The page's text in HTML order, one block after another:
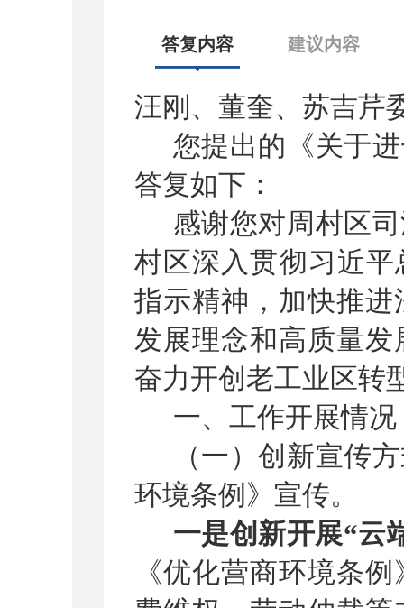
答复内容 建议内容
汪刚、董奎、苏吉芹
您提出的《关于
答复如下：
感谢您对周村区
村区深入贯彻习近平
指示精神，加快推
发展理念和高质量
奋力开创老工业区转
一、工作开展情况
（一）创新宣传
环境条例》宣传。
一是创新开展“云
《优化营商环境条